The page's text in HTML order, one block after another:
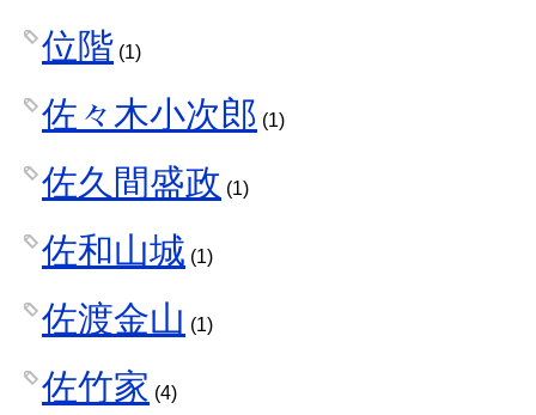
位階 (1)
佐々木小次郎 (1)
佐久間盛政 (1)
佐和山城 (1)
佐渡金山 (1)
佐竹家 (4)